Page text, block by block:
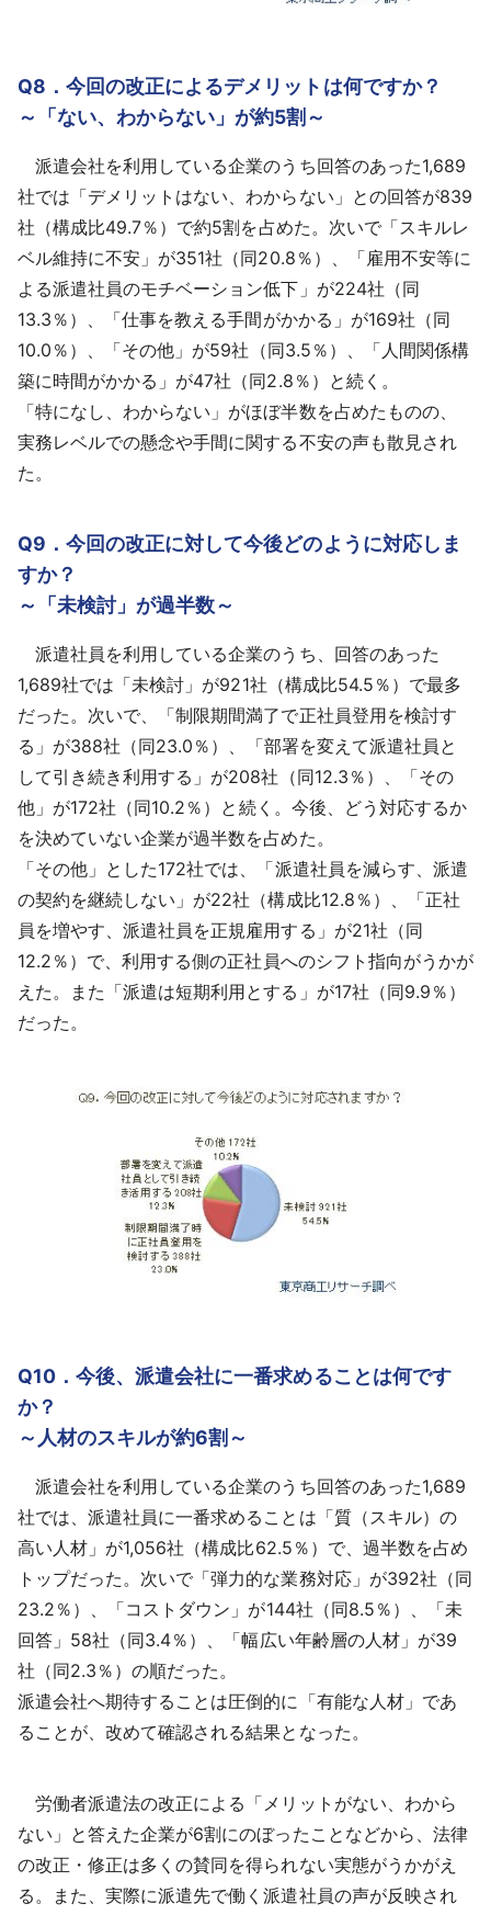
Q8．今回の改正によるデメリットは何ですか？
～「ない、わからない」が約5割～
派遣会社を利用している企業のうち回答のあった1,689
社では「デメリットはない、わからない」との回答が839
社（構成比49.7％）で約5割を占めた。次いで「スキルレ
ベル維持に不安」が351社（同20.8％）、「雇用不安等に
よる派遣社員のモチベーション低下」が224社（同
13.3％）、「仕事を教える手間がかかる」が169社（同
10.0％）、「その他」が59社（同3.5％）、「人間関係構
築に時間がかかる」が47社（同2.8％）と続く。
「特になし、わからない」がほぼ半数を占めたものの、
実務レベルでの懸念や手間に関する不安の声も散見され
た。
Q9．今回の改正に対して今後どのように対応しま
すか？
～「未検討」が過半数～
派遣社員を利用している企業のうち、回答のあった
1,689社では「未検討」が921社（構成比54.5％）で最多
だった。次いで、「制限期間満了で正社員登用を検討す
る」が388社（同23.0％）、「部署を変えて派遣社員と
して引き続き利用する」が208社（同12.3％）、「その
他」が172社（同10.2％）と続く。今後、どう対応するか
を決めていない企業が過半数を占めた。
「その他」とした172社では、「派遣社員を減らす、派遣
の契約を継続しない」が22社（構成比12.8％）、「正社
員を増やす、派遣社員を正規雇用する」が21社（同
12.2％）で、利用する側の正社員へのシフト指向がうかが
えた。また「派遣は短期利用とする」が17社（同9.9％）
だった。
Q10．今後、派遣会社に一番求めることは何です
か？
～人材のスキルが約6割～
派遣会社を利用している企業のうち回答のあった1,689
社では、派遣社員に一番求めることは「質（スキル）の
高い人材」が1,056社（構成比62.5％）で、過半数を占め
トップだった。次いで「弾力的な業務対応」が392社（同
23.2％）、「コストダウン」が144社（同8.5％）、「未
回答」58社（同3.4％）、「幅広い年齢層の人材」が39
社（同2.3％）の順だった。
派遣会社へ期待することは圧倒的に「有能な人材」であ
ることが、改めて確認される結果となった。
労働者派遣法の改正による「メリットがない、わから
ない」と答えた企業が6割にのぼったことなどから、法律
の改正・修正は多くの賛同を得られない実態がうかがえ
る。また、実際に派遣先で働く派遣社員の声が反映され